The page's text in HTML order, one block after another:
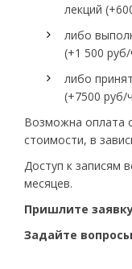
лекций
либо
(+1 500
либо
(+7500 руб/
Возможна оплата
стоимости, в
Доступ к записям
месяцев.
Пришлите
Задайте